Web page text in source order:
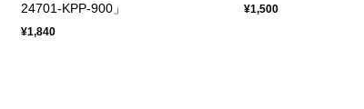
24701-KPP-900」
¥1,840
¥1,500